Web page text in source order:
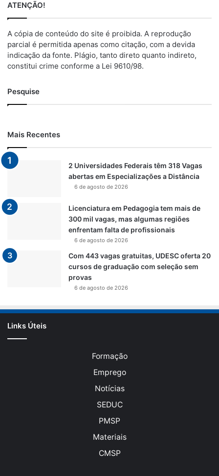
ATENÇÃO!
A cópia de conteúdo do site é proibida. A reprodução
parcial é permitida apenas como citação, com a devida
indicação da fonte. Plágio, tanto direto quanto indireto,
constitui crime conforme a Lei 9610/98.
Pesquise
Mais Recentes
2 Universidades Federais têm 318 Vagas
abertas em Especializações a Distância
6 de agosto de 2026
Licenciatura em Pedagogia tem mais de
300 mil vagas, mas algumas regiões
enfrentam falta de profissionais
6 de agosto de 2026
Com 443 vagas gratuitas, UDESC oferta 20
cursos de graduação com seleção sem
provas
6 de agosto de 2026
Links Úteis
Formação
Emprego
Notícias
SEDUC
PMSP
Materiais
CMSP